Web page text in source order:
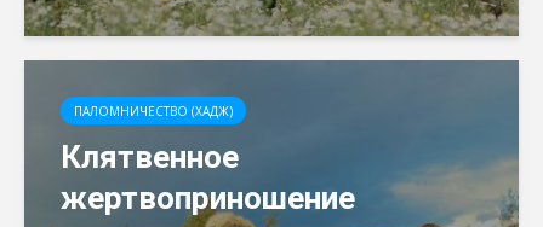
ПАЛОМНИЧЕСТВО (ХАДЖ)
Клятвенное
жертвоприношение